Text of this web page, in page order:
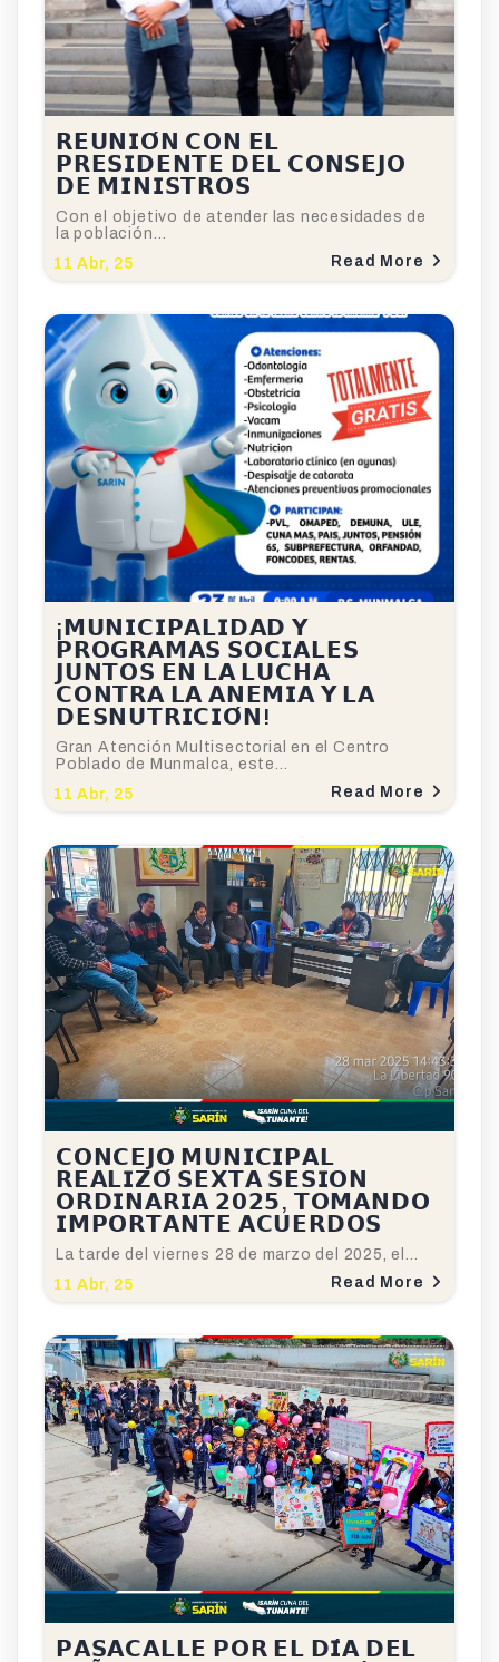
𝗥𝗘𝗨𝗡𝗜𝗢́𝗡 𝗖𝗢𝗡 𝗘𝗟
𝗣𝗥𝗘𝗦𝗜𝗗𝗘𝗡𝗧𝗘 𝗗𝗘𝗟 𝗖𝗢𝗡𝗦𝗘𝗝𝗢
𝗗𝗘 𝗠𝗜𝗡𝗜𝗦𝗧𝗥𝗢𝗦
11 Abr, 25
Con el objetivo de atender las necesidades de
la población…
Read More
¡𝗠𝗨𝗡𝗜𝗖𝗜𝗣𝗔𝗟𝗜𝗗𝗔𝗗 𝗬
𝗣𝗥𝗢𝗚𝗥𝗔𝗠𝗔𝗦 𝗦𝗢𝗖𝗜𝗔𝗟𝗘𝗦
𝗝𝗨𝗡𝗧𝗢𝗦 𝗘𝗡 𝗟𝗔 𝗟𝗨𝗖𝗛𝗔
𝗖𝗢𝗡𝗧𝗥𝗔 𝗟𝗔 𝗔𝗡𝗘𝗠𝗜𝗔 𝗬 𝗟𝗔
𝗗𝗘𝗦𝗡𝗨𝗧𝗥𝗜𝗖𝗜𝗢́𝗡!
11 Abr, 25
Gran Atención Multisectorial en el Centro
Poblado de Munmalca, este…
Read More
𝗖𝗢𝗡𝗖𝗘𝗝𝗢 𝗠𝗨𝗡𝗜𝗖𝗜𝗣𝗔𝗟
𝗥𝗘𝗔𝗟𝗜𝗭𝗢́ 𝗦𝗘𝗫𝗧𝗔 𝗦𝗘𝗦𝗜𝗢𝗡
𝗢𝗥𝗗𝗜𝗡𝗔𝗥𝗜𝗔 𝟮𝟬𝟮𝟱, 𝗧𝗢𝗠𝗔𝗡𝗗𝗢
𝗜𝗠𝗣𝗢𝗥𝗧𝗔𝗡𝗧𝗘 𝗔𝗖𝗨𝗘𝗥𝗗𝗢𝗦
11 Abr, 25
La tarde del viernes 28 de marzo del 2025, el…
Read More
𝗣𝗔𝗦𝗔𝗖𝗔𝗟𝗟𝗘 𝗣𝗢𝗥 𝗘𝗟 𝗗𝗜́𝗔 𝗗𝗘𝗟